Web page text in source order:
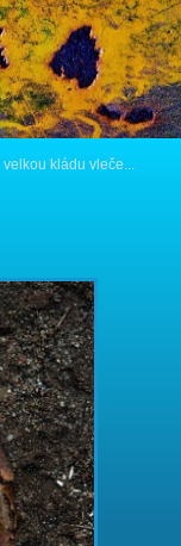
velkou kládu vleče...